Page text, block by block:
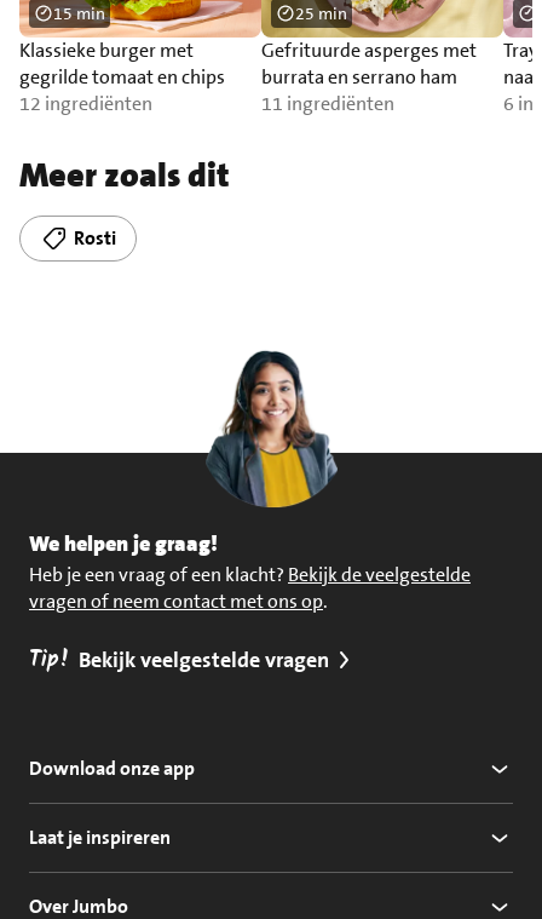
Klassieke burger met
gegrilde tomaat en chips
12 ingrediënten
15 min
Gefrituurde asperges met
burrata en serrano ham
11 ingrediënten
25 min
6
Meer zoals dit
Rosti
We helpen je graag!
Heb je een vraag of een klacht? Bekijk de veelgestelde
vragen of neem contact met ons op.
Tip! Bekijk veelgestelde vragen
Download onze app
Laat je inspireren
Over Jumbo